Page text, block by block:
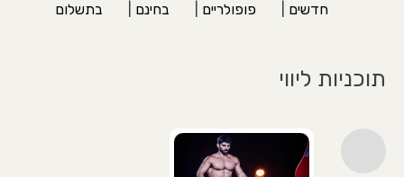
חדשים פופולריים בחינם בתשלום
תוכניות ליווי